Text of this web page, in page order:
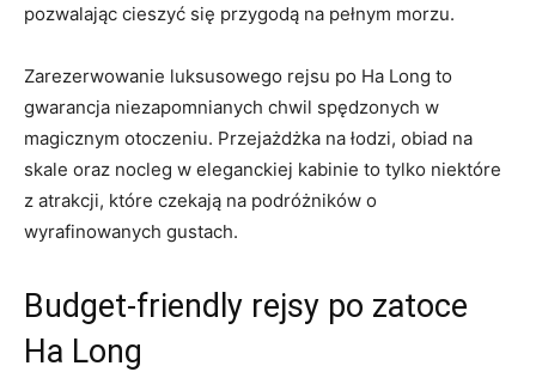
pozwalając cieszyć się ⁣przygodą na pełnym morzu.
Zarezerwowanie luksusowego rejsu po Ha Long to
gwarancja niezapomnianych chwil spędzonych w
magicznym otoczeniu. Przejażdżka na łodzi, obiad⁤ na
skale oraz nocleg w ‌eleganckiej⁤ kabinie to tylko niektóre
z ⁤atrakcji, ‌które czekają⁣ na podróżników o
wyrafinowanych gustach.
Budget-friendly rejsy po zatoce
⁣Ha Long